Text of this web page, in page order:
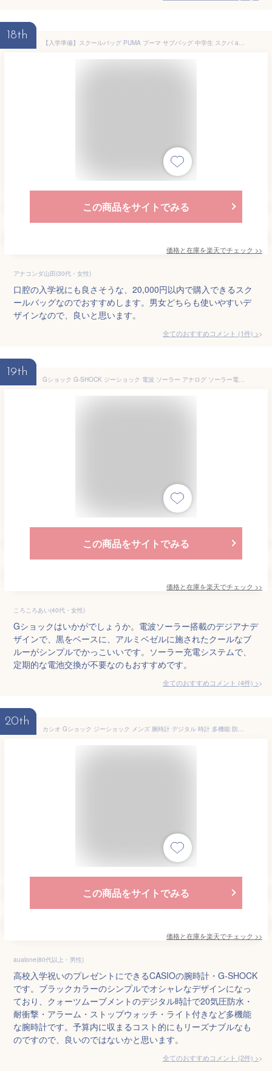
18th
【入学準備】スクールバッグ PUMA プーマ サブバッグ 中学生 スクバ adidas アディダス ブランド 男子 女子高生 高校生 部活 ショルダー 入学式 サブバ ナイロンバッグ 軽量 通学かばん サブバッグ A4収納 学生 通学 通塾 プレゼント 入学祝い 高校 楽天 通販 【送料込み】
この商品をサイトでみる
価格と在庫を楽天でチェック >>
アナコンダ山田(30代・女性)
口腔の入学祝にも良さそうな、20,000円以内で購入できるスク
ールバッグなのでおすすめします。男女どちらも使いやすいデ
ザインなので、良いと思います。
全てのおすすめコメント (1件) >
19th
Gショック G-SHOCK ジーショック 電波 ソーラー アナログ ソーラー電波時計 腕時計 メンズ CASIO カシオ ブラック 黒 ブルー 青 誕生日プレゼント 父の日 旦那 彼氏 中学生 高校生 男子 男性 子供 AWG-M100A-1A AWG-M100SB-2A 入学祝い 合格祝い 中学 高校 男の子
この商品をサイトでみる
価格と在庫を楽天でチェック >>
ころころあい(40代・女性)
Gショックはいかがでしょうか。電波ソーラー搭載のデジアナデ
ザインで、黒をベースに、アルミベゼルに施されたクールなブ
ルーがシンプルでかっこいいです。ソーラー充電システムで、
定期的な電池交換が不要なのもおすすめです。
全てのおすすめコメント (4件) >
20th
カシオ Gショック ジーショック メンズ 腕時計 デジタル 時計 多機能 防水 CASIO G-SHOCK DW-6900-1V DW-6900U-1 黒 ブラック スポーツ 誕生日プレゼント 男性 実用的 入学祝い 卒業祝い 彼氏 ギフト 見やすい おすすめ 入学祝い 中学 高校 男の子 父の日
この商品をサイトでみる
価格と在庫を楽天でチェック >>
aualone(80代以上・男性)
高校入学祝いのプレゼントにできるCASIOの腕時計・G-SHOCK
です。ブラックカラーのシンプルでオシャレなデザインになっ
ており、クォーツムーブメントのデジタル時計で20気圧防水・
耐衝撃・アラーム・ストップウォッチ・ライト付きなど多機能
な腕時計です。予算内に収まるコスト的にもリーズナブルなも
のですので、良いのではないかと思います。
全てのおすすめコメント (2件) >